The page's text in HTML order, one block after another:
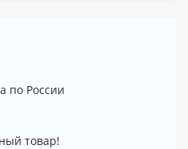
по России
товар!